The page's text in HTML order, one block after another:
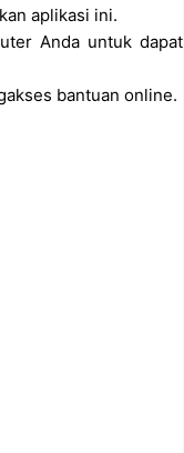
aplikasi ini.
Anda untuk dapat
bantuan online.